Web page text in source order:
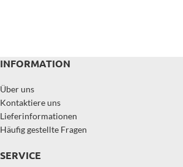
INFORMATION
Über uns
Kontaktiere uns
Lieferinformationen
Häufig gestellte Fragen
SERVICE